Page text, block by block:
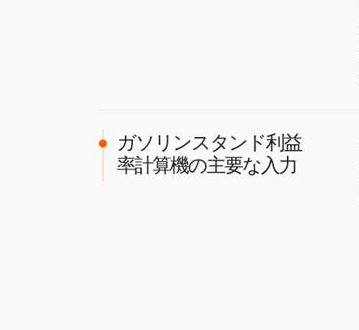
ガソリンスタンド利益
率計算機の主要な入力